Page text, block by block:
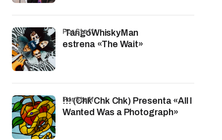
TangoWhiskyMan
estrena «The Wait»
por Staff
!!! (Chk Chk Chk) Presenta «All I
Wanted Was a Photograph»
por Staff